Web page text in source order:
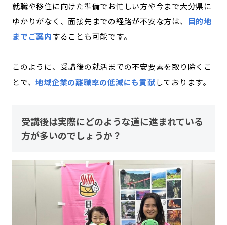
就職や移住に向けた準備でお忙しい方や今まで大分県に
ゆかりがなく、面接先までの経路が不安な方は、
目的地
までご案内することも可能です。
このように、受講後の就活までの不安要素を取り除くこ
とで、地域企業の離職率の低減にも貢献しております。
受講後は実際にどのような道に進まれている
方が多いのでしょうか？